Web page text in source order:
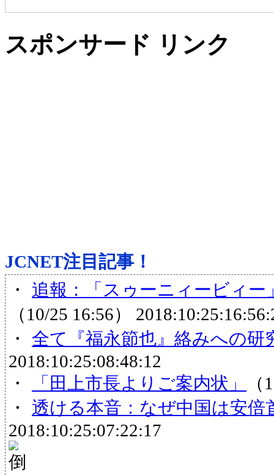
スポンサード リンク
JCNET注目記事！
・ 追報：「スゥーニィービィ
（10/25 16:56）
・ 全て『福永節也』絡みへの研
2018:10:25:08:48:12
・
「田上市長よりご案内状」
・ 透ける本音：なぜ中国は安倍
2018:10:25:07:22:17